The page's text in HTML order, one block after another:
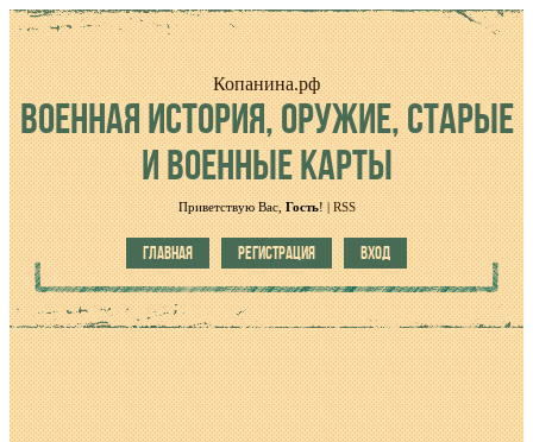
Копанина.рф
ВОЕННАЯИСТОРИЯ, ОРУЖИЕ, СТАРЫЕ
И ВОЕННЫЕ КАРТЫ
Приветствую Вас, Гость! | RSS
ГЛАВНАЯ РЕГИСТРАЦИЯ ВХОД